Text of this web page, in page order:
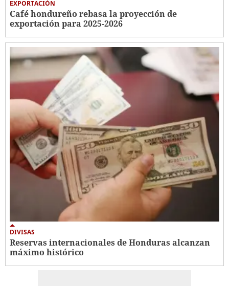
EXPORTACIÓN
Café hondureño rebasa la proyección de
exportación para 2025-2026
DIVISAS
Reservas internacionales de Honduras alcanzan
máximo histórico